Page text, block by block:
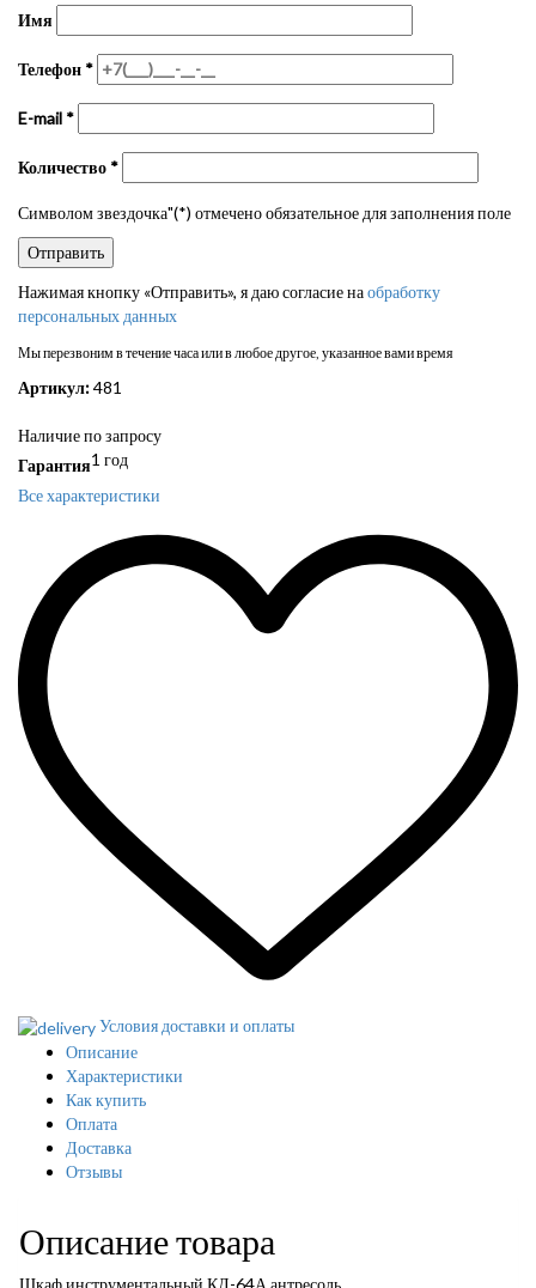
Имя
Телефон *
E-mail *
Количество *
Символом звездочка"(*) отмечено обязательное для заполнения поле
Нажимая кнопку «Отправить», я даю согласие наобработку
персональных данных
Мы перезвоним в течение часа или в любое другое, указанное вами время
Артикул:481
Наличие по запросу
Гарантия1 год
Все характеристики
Условия доставки и оплаты
Описание
Характеристики
Как купить
Оплата
Доставка
Отзывы
Описание товара
Шкаф инструментальный КД-64А антресоль.